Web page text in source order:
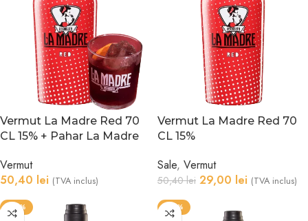
Vermut La Madre Red 70
CL 15% + Pahar La Madre
Vermut
50,40 lei (TVA inclus)
Vermut La Madre Red 70
CL 15%
Sale, Vermut
50,40lei 29,00 lei (TVA inclus)
-42% -42%